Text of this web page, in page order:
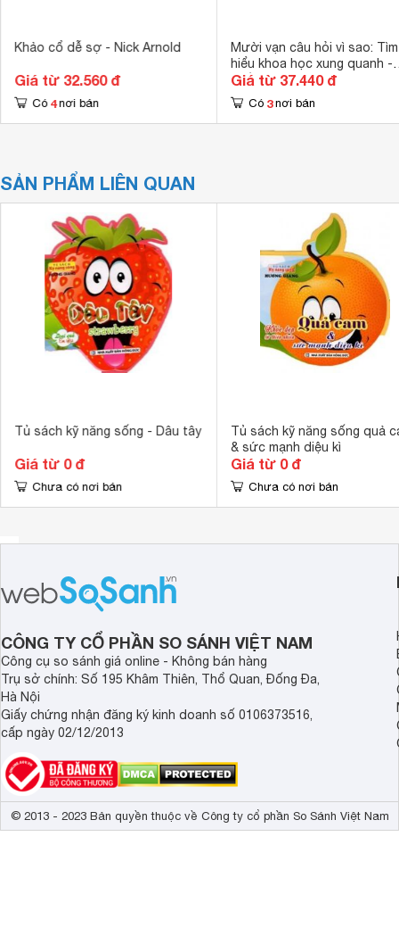
Khảo cổ dễ sợ - Nick Arnold
Giá từ 32.560 đ
Có 4 nơi bán
Mười vạn câu hỏi vì sao: Tìm
hiểu khoa học xung quanh -
Nhiều tác giả
Giá từ 37.440 đ
Có 3 nơi bán
SẢN PHẨM LIÊN QUAN
Tủ sách kỹ năng sống - Dâu tây
Giá từ 0 đ
Chưa có nơi bán
Tủ sách kỹ năng sống quả
& sức mạnh diệu kì
Giá từ 0 đ
Chưa có nơi bán
CÔNG TY CỔ PHẦN SO SÁNH VIỆT NAM
Công cụ so sánh giá online - Không bán hàng
Trụ sở chính: Số 195 Khâm Thiên, Thổ Quan, Đống Đa,
Hà Nội
Giấy chứng nhận đăng ký kinh doanh số 0106373516,
cấp ngày 02/12/2013
© 2013 - 2023 Bản quyền thuộc về Công ty cổ phần So Sánh Việt Nam